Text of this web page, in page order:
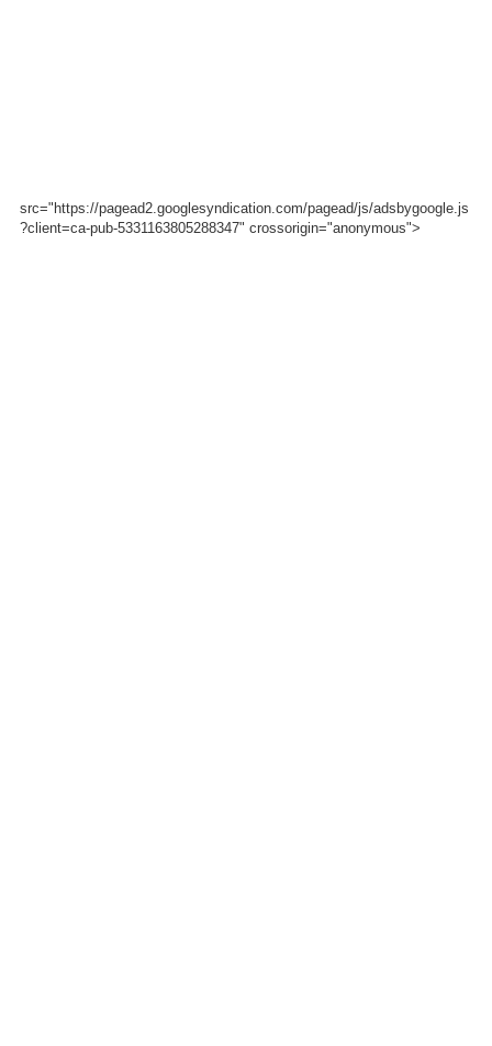
src="https://pagead2.googlesyndication.com/pagead/js/adsbygoogle.js
?client=ca-pub-5331163805288347" crossorigin="anonymous">